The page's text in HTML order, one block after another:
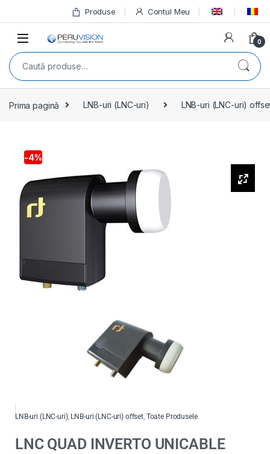
Produse Contul Meu
0
Prima pagină LNB-uri (LNC-uri) LNB-uri (LNC-uri)
-4%
LNB-uri (LNC-uri), LNB-uri (LNC-uri) offset, Toate Produsele
LNC QUAD INVERTO UNICABLE